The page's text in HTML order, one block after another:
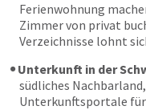
Ferienwohnung
Zimmer von privat
Verzeichnisse lohnt
Unterkunft in der
südliches
Unterkunftsportale